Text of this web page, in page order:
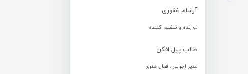
آرشام غفوری
نوازنده و تنظیم کننده
طالب پیل افکن
مدیر اجرایی ، فعال هنری